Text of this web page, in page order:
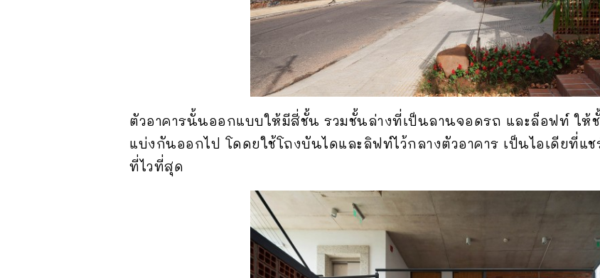
ตัวอาคารนั้นออกแบบให้มีสี่ชั้น รวมชั้นล่างที่เป็นลานจอดรถ และล็อฟท์ ใ
แบ่งกันออกไป โดดยใช้โถงบันไดและลิฟท์ไว้กลางตัวอาคาร เป็นไอเดียที่แ
ที่ไวที่สุด